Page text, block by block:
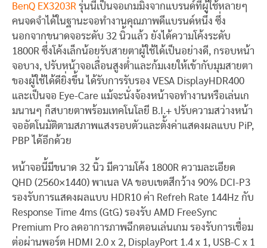
BenQ EX3203R รุ่นนี้เป็นจอเกมมิ่งจากแบรนด์ที่ผู้ใช้หลายๆ
คนจดจำได้ในฐานะจอทำงานคุณภาพดีแบรนด์หนึ่ง ซึ่ง
นอกจากขนาดจอระดับ 32 นิ้วแล้ว ยังได้ความโค้งระดับ
1800R ซึ่งโค้งเล็กน้อยรับสายตาผู้ใช้ได้เป็นอย่างดี, กรอบหน้า
จอบาง, ปรับหน้าจอเลื่อนสูงต่ำและก้มเงยให้เข้ากับมุมสายตา
ของผู้ใช้ได้ดียิ่งขึ้น ได้รับการรับรอง VESA DisplayHDR400
และเป็นจอ Eye-Care แม้จะนั่งจ้องหน้าจอทำงานหรือเล่นเก
มนานๆ ก็สบายตาพร้อมเทคโนโลยี B.I.+ ปรับความสว่างหน้า
จออัตโนมัติตามสภาพแสงรอบตัวและตั้งค่าแสดงผลแบบ PiP,
PBP ได้อีกด้วย
หน้าจอนี้มีขนาด 32 นิ้ว มีความโค้ง 1800R ความละเอียด
QHD (2560×1440) พาเนล VA ขอบเขตสีกว้าง 90% DCI-P3
รองรับการแสดงผลแบบ HDR10 ค่า Refreh Rate 144Hz กับ
Response Time 4ms (GtG) รองรับ AMD FreeSync
Premium Pro ลดอาการภาพฉีกตอนเล่นเกม รองรับการเชื่อม
ต่อผ่านพอร์ต HDMI 2.0 x 2, DisplayPort 1.4 x 1, USB-C x 1